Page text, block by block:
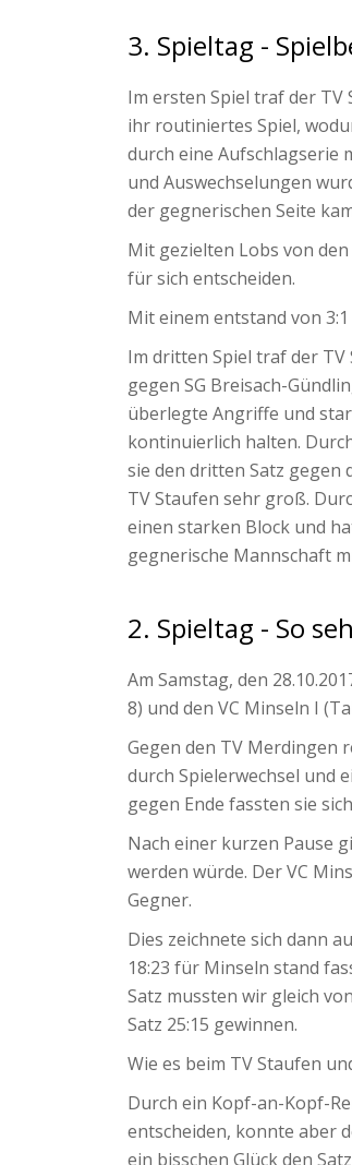
3. Spieltag -
Im ersten Spiel traf der TV
ihr routiniertes Spiel,
durch eine Aufschlagserie
und Auswechselungen
der gegnerischen Seite
Mit gezielten Lobs von
für sich entscheiden.
Mit einem entstand von
Im dritten Spiel traf der TV
gegen SG Breisach-
überlegte Angriffe und
kontinuierlich halten.
sie den dritten Satz gegen
TV Staufen sehr groß.
einen starken Block und
gegnerische Mannschaft
2. Spieltag - So
Am Samstag, den
8) und den VC Minseln I
Gegen den TV Merdingen
durch Spielerwechsel und
gegen Ende fassten sie
Nach einer kurzen Pause
werden würde. Der VC
Gegner.
Dies zeichnete sich dann
18:23 für Minseln stand
Satz mussten wir gleich
Satz 25:15 gewinnen.
Wie es beim TV Staufen
Durch ein Kopf-an-Kopf-
entscheiden, konnte aber
ein bisschen Glück den